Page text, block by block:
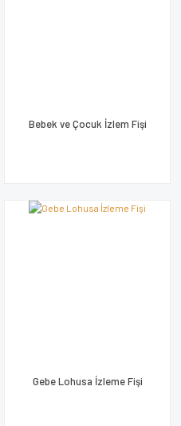
Bebek ve Çocuk İzlem Fişi
Gebe Lohusa İzleme Fişi